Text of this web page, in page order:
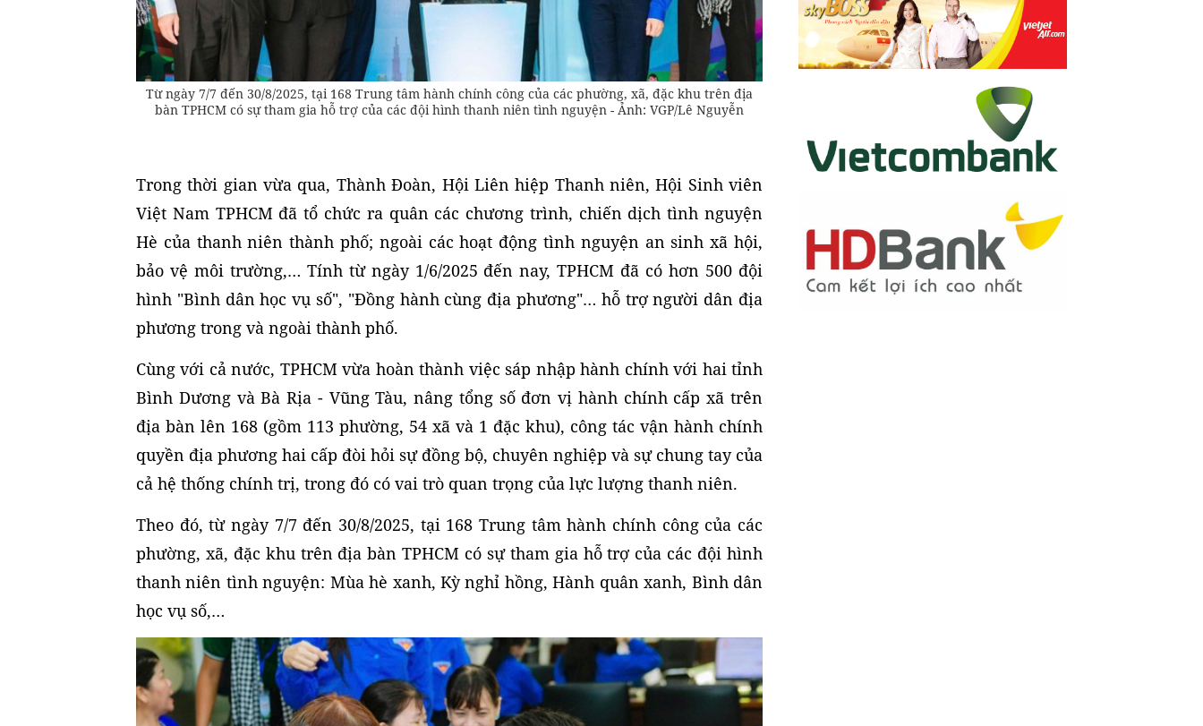
Từ ngày 7/7 đến 30/8/2025, tại 168 Trung tâm hành chính công của các phường, xã, đặc khu trên địa
bàn TPHCM có sự tham gia hỗ trợ của các đội hình thanh niên tình nguyện - Ảnh: VGP/Lê Nguyễn
Trong thời gian vừa qua, Thành Đoàn, Hội Liên hiệp Thanh niên, Hội Sinh viên
Việt Nam TPHCM đã tổ chức ra quân các chương trình, chiến dịch tình nguyện
Hè của thanh niên thành phố; ngoài các hoạt động tình nguyện an sinh xã hội,
bảo vệ môi trường,… Tính từ ngày 1/6/2025 đến nay, TPHCM đã có hơn 500 đội
hình "Bình dân học vụ số", "Đồng hành cùng địa phương"… hỗ trợ người dân địa
phương trong và ngoài thành phố.
Cùng với cả nước, TPHCM vừa hoàn thành việc sáp nhập hành chính với hai tỉnh
Bình Dương và Bà Rịa - Vũng Tàu, nâng tổng số đơn vị hành chính cấp xã trên
địa bàn lên 168 (gồm 113 phường, 54 xã và 1 đặc khu), công tác vận hành chính
quyền địa phương hai cấp đòi hỏi sự đồng bộ, chuyên nghiệp và sự chung tay của
cả hệ thống chính trị, trong đó có vai trò quan trọng của lực lượng thanh niên.
Theo đó, từ ngày 7/7 đến 30/8/2025, tại 168 Trung tâm hành chính công của các
phường, xã, đặc khu trên địa bàn TPHCM có sự tham gia hỗ trợ của các đội hình
thanh niên tình nguyện: Mùa hè xanh, Kỳ nghỉ hồng, Hành quân xanh, Bình dân
học vụ số,…